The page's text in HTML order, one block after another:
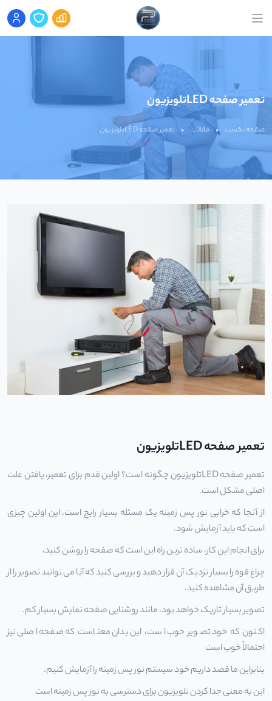
تعمیر صفحه LEDتلویزیون
صفحه نخست • مقالات • تعمیر صفحه LEDتلویزیون
تعمیر صفحه LEDتلویزیون
تعمیر صفحه LED
تلویزیون چگونه است؟ اولین قدم برای تعمیر، یافتن علت
اصلی مشکل است.
از آنجا که خرابی نور پس زمینه یک مسئله بسیار رایج است، این اولین چیزی
است که باید آزمایش شود.
برای انجام این کار، ساده ترین راه این است که صفحه را روشن کنید،
چراغ قوه را بسیار نزدیک آن قرار دهید و بررسی کنید که آیا می توانید تصویر را از
طریق آن مشاهده کنید.
تصویر بسیار تاریک خواهد بود، مانند روشنایی صفحه نمایش بسیار کم.
اکنون که خود تصویر خوب است، این بدان معناست که صفحه اصلی نیز
احتمالاً خوب است
بنابراین ما قصد داریم خود سیستم نور پس زمینه را آزمایش کنیم.
این به معنی جدا کردن تلویزیون برای دسترسی به نور پس زمینه است